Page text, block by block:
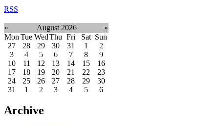
RSS
« August 2026
»
Mon Tue WedThu Fri Sat Sun
27
28 29 30 31 1
2
3
4 5 6 7 8
9
10
11 12 13 14 15
16
17
18 19 20 21 22
23
24
25 26 27 28 29
30
31
1 2 3 4 5 6
Archive